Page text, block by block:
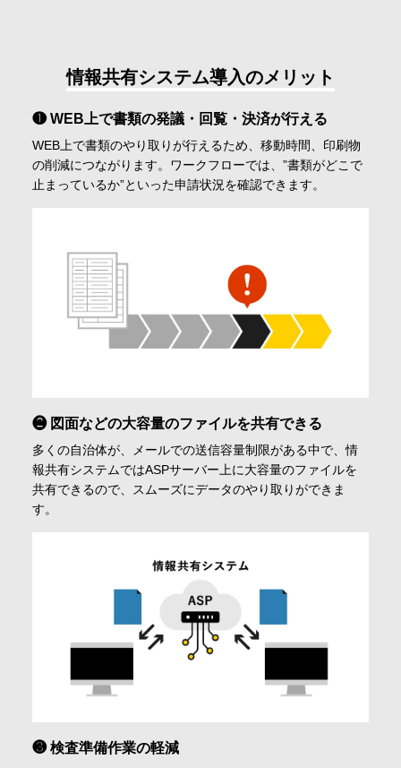
情報共有システム導入のメリット
❶ WEB上で書類の発議・回覧・決済が行える
WEB上で書類のやり取りが行えるため、移動時間、印刷物
の削減につながります。ワークフローでは、”書類がどこで
止まっているか”といった申請状況を確認できます。
❷ 図面などの大容量のファイルを共有できる
多くの自治体が、メールでの送信容量制限がある中で、情
報共有システムではASPサーバー上に大容量のファイルを
共有できるので、スムーズにデータのやり取りができま
す。
❸ 検査準備作業の軽減